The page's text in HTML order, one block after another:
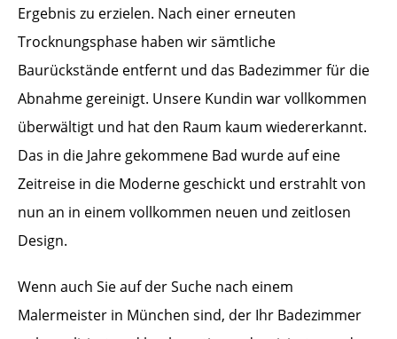
Ergebnis zu erzielen. Nach einer erneuten
Trocknungsphase haben wir sämtliche
Baurückstände entfernt und das Badezimmer für die
Abnahme gereinigt. Unsere Kundin war vollkommen
überwältigt und hat den Raum kaum wiedererkannt.
Das in die Jahre gekommene Bad wurde auf eine
Zeitreise in die Moderne geschickt und erstrahlt von
nun an in einem vollkommen neuen und zeitlosen
Design.
Wenn auch Sie auf der Suche nach einem
Malermeister in München sind, der Ihr Badezimmer